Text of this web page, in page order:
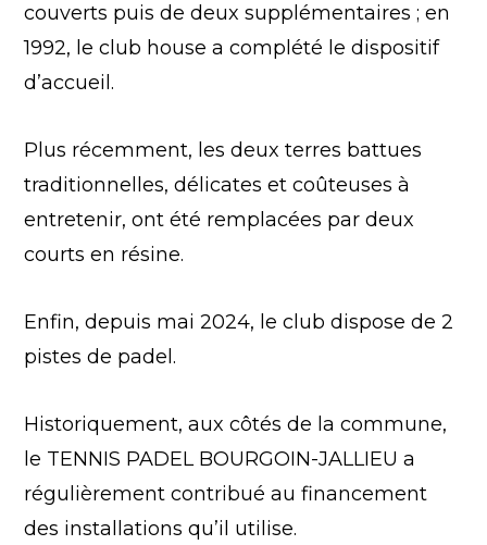
couverts puis de deux supplémentaires ; en
1992, le club house a complété le dispositif
d’accueil.
Plus récemment, les deux terres battues
traditionnelles, délicates et coûteuses à
entretenir, ont été remplacées par deux
courts en résine.
Enfin, depuis mai 2024, le club dispose de 2
pistes de padel.
Historiquement, aux côtés de la commune,
le TENNIS PADEL BOURGOIN-JALLIEU a
régulièrement contribué au financement
des installations qu’il utilise.